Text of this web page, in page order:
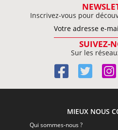
Inscrivez-vous pour
SUIVEZ-
Sur les
MIEUX NOUS
Qui sommes-nous ?